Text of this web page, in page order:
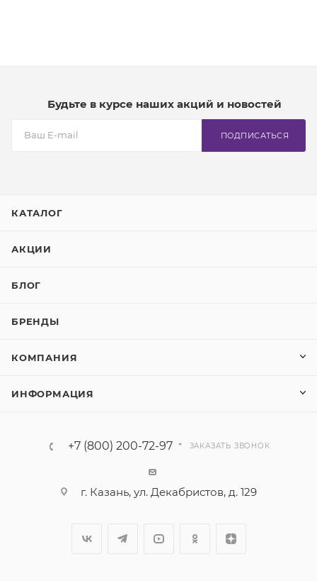
Будьте в курсе наших акций и новостей
ПОДПИСАТЬСЯ
КАТАЛОГ
АКЦИИ
БЛОГ
БРЕНДЫ
КОМПАНИЯ
ИНФОРМАЦИЯ
+7 (800) 200-72-97 ЗАКАЗАТЬ ЗВОНОК
г. Казань, ул. Декабристов, д. 129